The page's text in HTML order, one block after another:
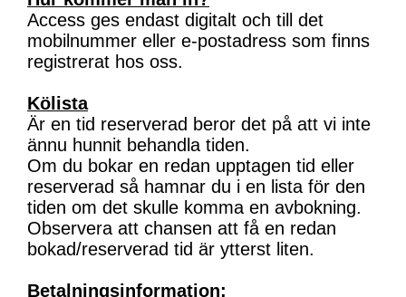
Access ges endast digitalt och till det
mobilnummer eller e-postadress som finns
registrerat hos oss.
Kölista
Är en tid reserverad beror det på att vi inte
ännu hunnit behandla tiden.
Om du bokar en redan upptagen tid eller
reserverad så hamnar du i en lista för den
tiden om det skulle komma en avbokning.
Observera att chansen att få en redan
bokad/reserverad tid är ytterst liten.
Betalningsinformation: